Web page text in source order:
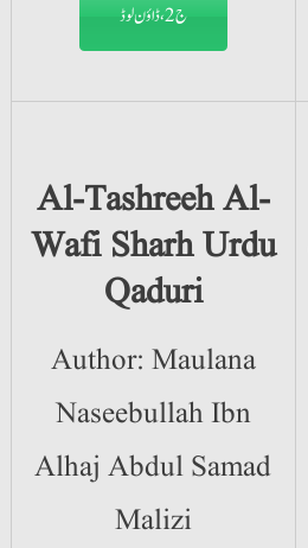
ج2، ڈاؤن لوڈ
Al-Tashreeh Al-
Wafi Sharh Urdu
Qaduri
Author: Maulana
Naseebullah Ibn
Alhaj Abdul Samad
Malizi